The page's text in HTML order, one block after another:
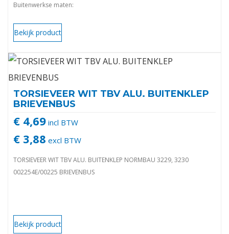
Buitenwerkse maten:
364x71MM Binnen.
Bekijk product
TORSIEVEER WIT TBV ALU. BUITENKLEP
BRIEVENBUS
€ 4,69 incl BTW
€ 3,88 excl BTW
TORSIEVEER WIT TBV ALU. BUITENKLEP NORMBAU 3229, 3230
002254E/00225 BRIEVENBUS
Bekijk product